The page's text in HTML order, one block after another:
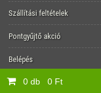
Szállítási feltételek
Pontgyűjtő akció
Belépés
Regisztráció
0 db 0 Ft